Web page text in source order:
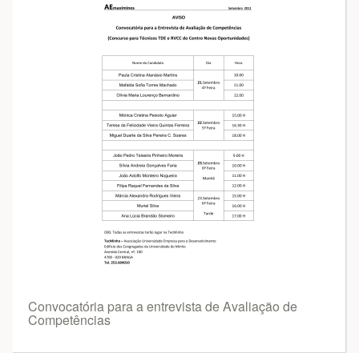
Convocatória para a entrevista de Avaliação de
Competências